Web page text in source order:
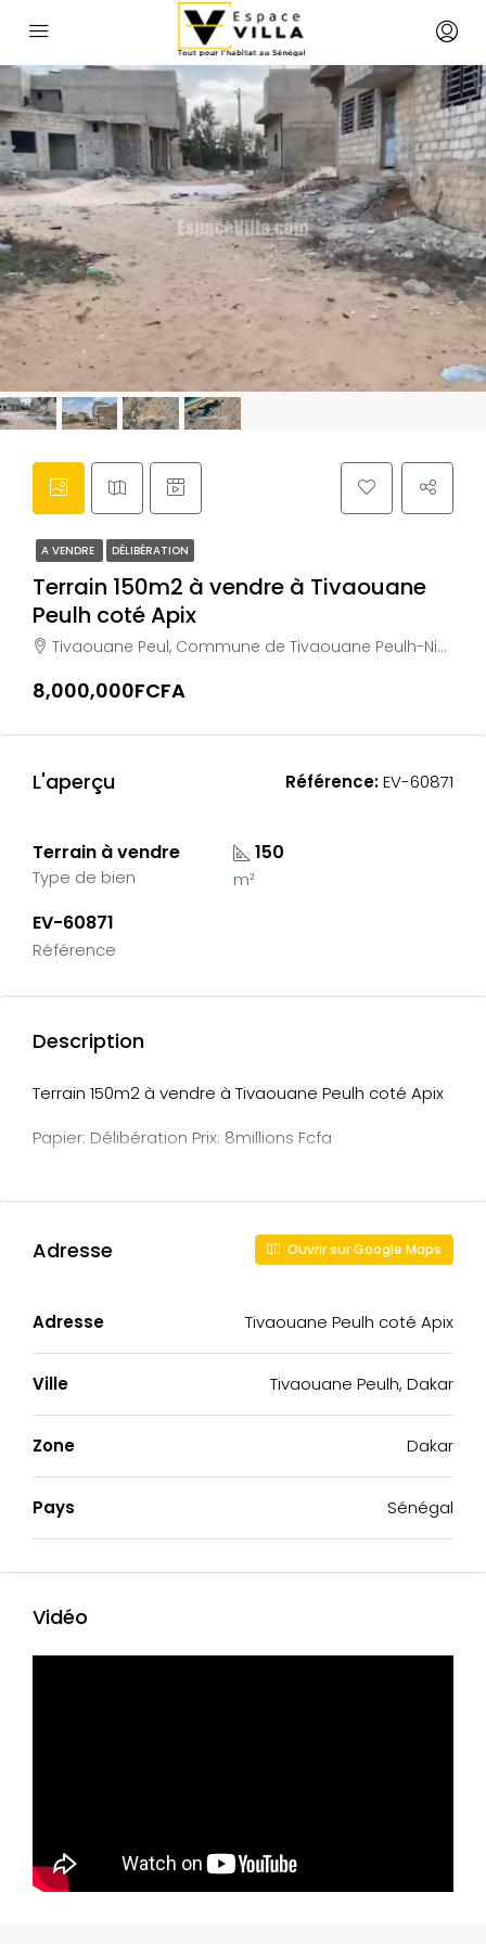
A VENDRE DÉLIBÉRATION
Terrain 150m2 à vendre à Tivaouane
Peulh coté Apix
Tivaouane Peul, Commune de Tivaouane Peulh-Niaga, Arrondissement de Bambylor, Département de Rufisque, Région de Dakar, Sénégal
8,000,000FCFA
L'aperçu Référence:EV-60871
Terrain à vendre
Type de bien
150
m²
EV-60871
Référence
Description
Terrain 150m2 à vendre à Tivaouane Peulh coté Apix
Papier: Délibération Prix: 8millions Fcfa
Adresse Ouvrir sur Google Maps
Adresse Tivaouane Peulh coté Apix
Ville Tivaouane Peulh, Dakar
Zone Dakar
Pays Sénégal
Vidéo